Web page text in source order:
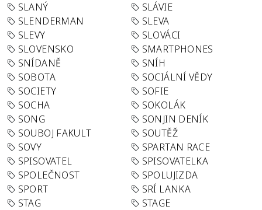
SLANÝ
SLÁVIE
SLENDERMAN
SLEVA
SLEVY
SLOVÁCI
SLOVENSKO
SMARTPHONES
SNÍDANĚ
SNÍH
SOBOTA
SOCIÁLNÍ VĚDY
SOCIETY
SOFIE
SOCHA
SOKOLÁK
SONG
SONJIN DENÍK
SOUBOJ FAKULT
SOUTĚŽ
SOVY
SPARTAN RACE
SPISOVATEL
SPISOVATELKA
SPOLEČNOST
SPOLUJIZDA
SPORT
SRÍ LANKA
STAG
STAGE